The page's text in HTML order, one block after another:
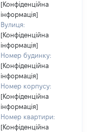
[Конфіденційна
інформація]
Вулиця:
[Конфіденційна
інформація]
Номер будинку:
[Конфіденційна
інформація]
Номер корпусу:
[Конфіденційна
інформація]
Номер квартири:
[Конфіденційна